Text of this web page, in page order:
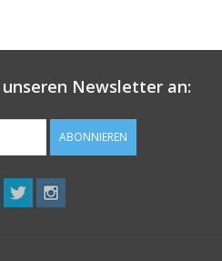
Newsletter an:
ABONNIEREN